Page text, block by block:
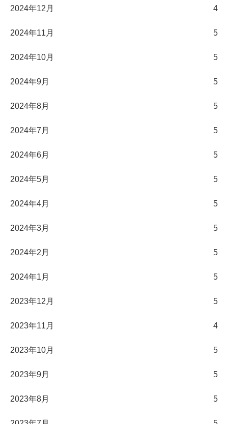
2024年12月 4
2024年11月 5
2024年10月 5
2024年9月 5
2024年8月 5
2024年7月 5
2024年6月 5
2024年5月 5
2024年4月 5
2024年3月 5
2024年2月 5
2024年1月 5
2023年12月 5
2023年11月 4
2023年10月 5
2023年9月 5
2023年8月 5